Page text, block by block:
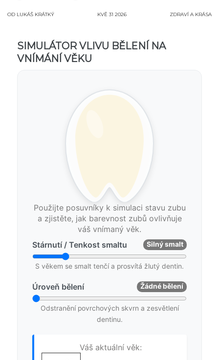
OD LUKÁŠ KRÁTKÝ KVĚ 31 2026 ZDRAVÍ A KRÁSA
SIMULÁTOR VLIVU BĚLENÍ NA
VNÍMÁNÍ VĚKU
Použijte posuvníky k simulaci stavu zubu
a zjistěte, jak barevnost zubů ovlivňuje
váš vnímaný věk.
Stárnutí / Tenkost smaltu
Silný smalt
S věkem se smalt tenčí a prosvítá žlutý dentin.
Úroveň bělení Žádné bělení
Odstranění povrchových skvrn a zesvětlení
dentinu.
Váš aktuální věk: